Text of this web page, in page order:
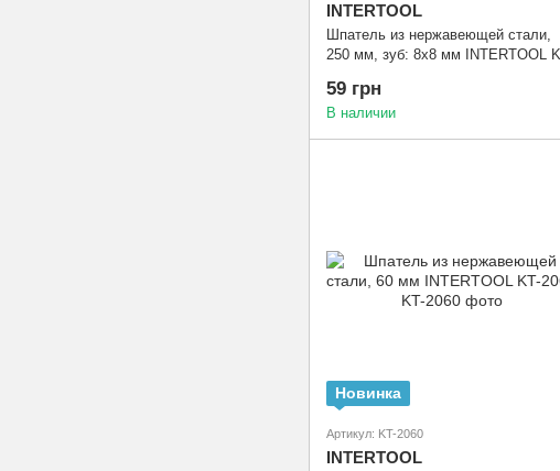
INTERTOOL
Шпатель из нержавеющей стали,
250 мм, зуб: 8х8 мм INTERTOOL
59 грн
В наличии
Новинка
Артикул: KT-2060
INTERTOOL